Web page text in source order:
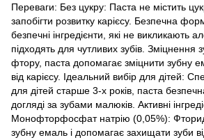
Переваги: Без цукру: Паста не містить
запобігти розвитку карієсу. Безпечна
безпечні інгредієнти, які не викликають
підходять для чутливих зубів. Зміцнення
фтору, паста допомагає зміцнити зубну
від карієсу. Ідеальний вибір для дітей:
для дітей старше 3-х років, паста
догляді за зубами малюків. Активні
Монофторфосфат натрію (0,05%):
зубну емаль і допомагає захищати зуби